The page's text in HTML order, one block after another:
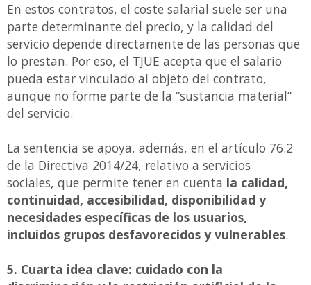
En estos contratos, el coste salarial suele ser una
parte determinante del precio, y la calidad del
servicio depende directamente de las personas que
lo prestan. Por eso, el TJUE acepta que el salario
pueda estar vinculado al objeto del contrato,
aunque no forme parte de la “sustancia material”
del servicio.
La sentencia se apoya, además, en el artículo 76.2
de la Directiva 2014/24, relativo a servicios
sociales, que permite tener en cuenta la calidad,
continuidad, accesibilidad, disponibilidad y
necesidades específicas de los usuarios,
incluidos grupos desfavorecidos y vulnerables.
5. Cuarta idea clave: cuidado con la